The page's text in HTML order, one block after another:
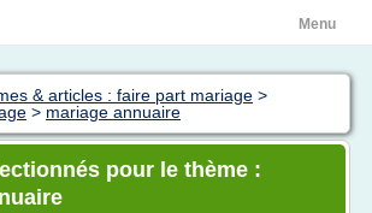
Menu
& articles : faire part mariage >
> mariage annuaire
pour le thème :